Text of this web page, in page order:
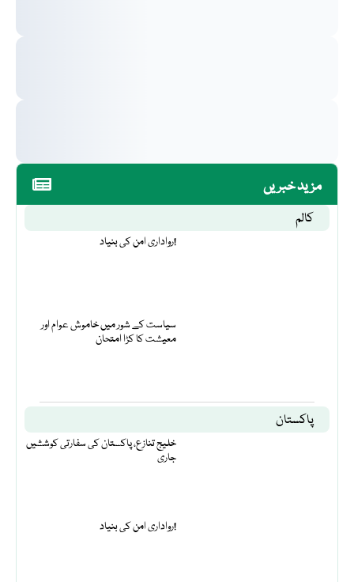
مزید خبریں
کالم
رواداری امن کی بنیاد!
سیاست کے شور میں خاموش عوام اور
معیشت کا کڑا امتحان
پاکستان
خلیج تنازع، پاکستان کی سفارتی کوششیں
جاری
رواداری امن کی بنیاد!